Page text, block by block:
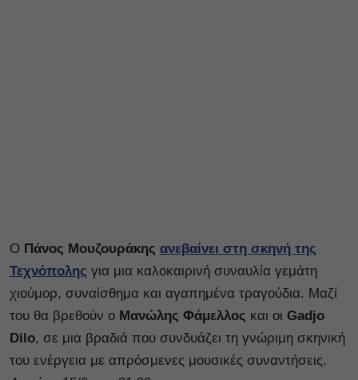
Ο Πάνος Μουζουράκης ανεβαίνει στη σκηνή της
Τεχνόπολης για μια καλοκαιρινή συναυλία γεμάτη
χιούμορ, συναίσθημα και αγαπημένα τραγούδια. Μαζί
του θα βρεθούν ο Μανώλης Φάμελλος και οι Gadjo
Dilo, σε μια βραδιά που συνδυάζει τη γνώριμη σκηνική
του ενέργεια με απρόσμενες μουσικές συναντήσεις.